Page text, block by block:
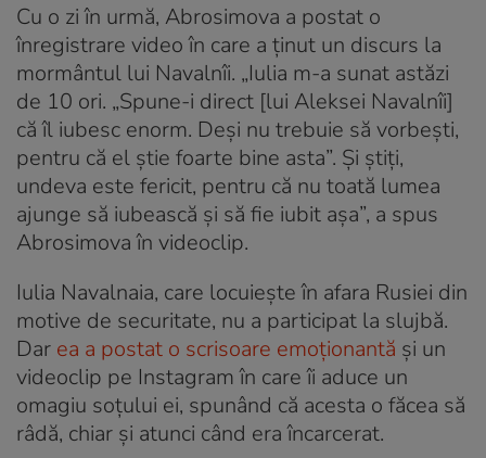
Cu o zi în urmă, Abrosimova a postat o
înregistrare video în care a ținut un discurs la
mormântul lui Navalnîi. „Iulia m-a sunat astăzi
de 10 ori. „Spune-i direct [lui Aleksei Navalnîi]
că îl iubesc enorm. Deși nu trebuie să vorbești,
pentru că el știe foarte bine asta”. Și știți,
undeva este fericit, pentru că nu toată lumea
ajunge să iubească și să fie iubit așa”, a spus
Abrosimova în videoclip.
Iulia Navalnaia, care locuiește în afara Rusiei din
motive de securitate, nu a participat la slujbă.
Dar ea a postat o scrisoare emoționantă și un
videoclip pe Instagram în care îi aduce un
omagiu soțului ei, spunând că acesta o făcea să
râdă, chiar și atunci când era încarcerat.